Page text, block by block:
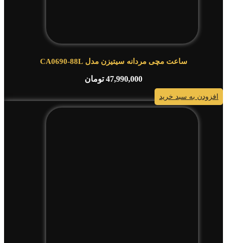
ساعت مچی مردانه سیتیزن مدل CA0690-88L
47,990,000 تومان
افزودن به سبد خرید